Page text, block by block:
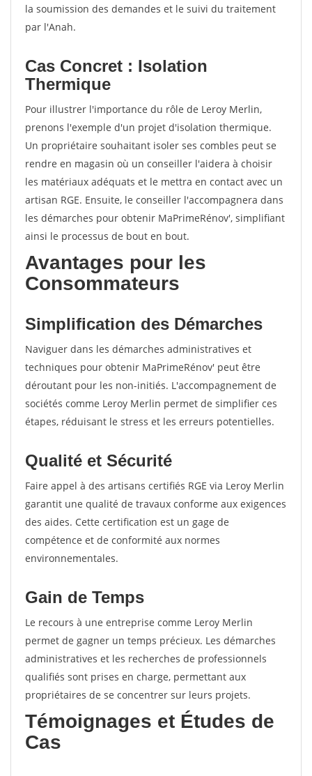
la soumission des demandes et le suivi du traitement
par l'Anah.
Cas Concret : Isolation
Thermique
Pour illustrer l'importance du rôle de Leroy Merlin,
prenons l'exemple d'un projet d'isolation thermique.
Un propriétaire souhaitant isoler ses combles peut se
rendre en magasin où un conseiller l'aidera à choisir
les matériaux adéquats et le mettra en contact avec un
artisan RGE. Ensuite, le conseiller l'accompagnera dans
les démarches pour obtenir MaPrimeRénov', simplifiant
ainsi le processus de bout en bout.
Avantages pour les
Consommateurs
Simplification des Démarches
Naviguer dans les démarches administratives et
techniques pour obtenir MaPrimeRénov' peut être
déroutant pour les non-initiés. L'accompagnement de
sociétés comme Leroy Merlin permet de simplifier ces
étapes, réduisant le stress et les erreurs potentielles.
Qualité et Sécurité
Faire appel à des artisans certifiés RGE via Leroy Merlin
garantit une qualité de travaux conforme aux exigences
des aides. Cette certification est un gage de
compétence et de conformité aux normes
environnementales.
Gain de Temps
Le recours à une entreprise comme Leroy Merlin
permet de gagner un temps précieux. Les démarches
administratives et les recherches de professionnels
qualifiés sont prises en charge, permettant aux
propriétaires de se concentrer sur leurs projets.
Témoignages et Études de
Cas